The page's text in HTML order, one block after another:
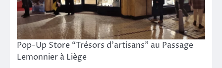
Pop-Up Store “Trésors d’artisans” au Passage
Lemonnier à Liège